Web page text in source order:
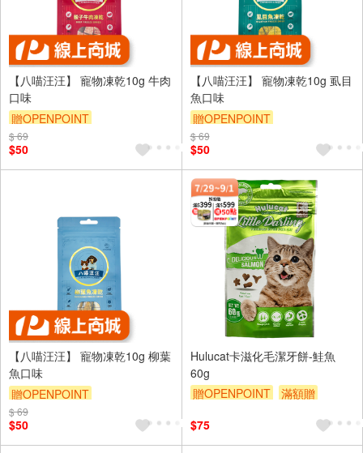
【八喵汪汪】 寵物凍乾10g 牛肉
口味
贈OPENPOINT
$ 69
$50
【八喵汪汪】 寵物凍乾10g 虱目
魚口味
贈OPENPOINT
$ 69
$50
【八喵汪汪】 寵物凍乾10g 柳葉
魚口味
贈OPENPOINT
$ 69
$50
Hulucat卡滋化毛潔牙餅-鮭魚
60g
贈OPENPOINT
滿額贈
$75